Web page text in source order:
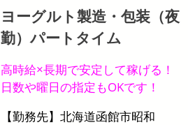
ヨーグルト製造・包装（夜
勤）パートタイム
高時給×長期で安定して稼げる！
日数や曜日の指定もOKです！
【勤務先】北海道函館市昭和